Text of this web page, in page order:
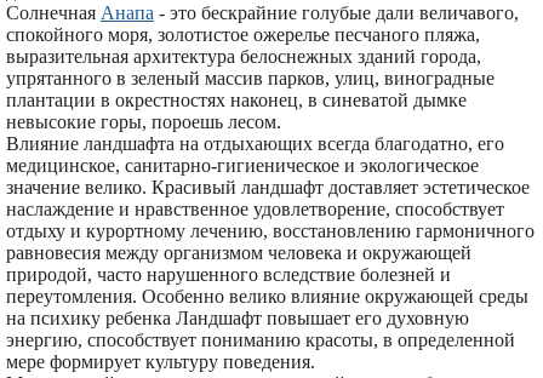
Солнечная Анапа - это бескрайние голубые дали величавого,
спокойного моря, золотистое ожерелье песчаного пляжа,
выразительная архитектура белоснежных зданий города,
упрятанного в зеленый массив парков, улиц, виноградные
плантации в окрестностях наконец, в синеватой дымке
невысокие горы, пороешь лесом.
Влияние ландшафта на отдыхающих всегда благодатно, его
медицинское, санитарно-гигиеническое и экологическое
значение велико. Красивый ландшафт доставляет эстетическое
наслаждение и нравственное удовлетворение, способствует
отдыху и курортному лечению, восстановлению гармоничного
равновесия между организмом человека и окружающей
природой, часто нарушенного вследствие болезней и
переутомления. Особенно велико влияние окружающей среды
на психику ребенка Ландшафт повышает его духовную
энергию, способствует пониманию красоты, в определенной
мере формирует культуру поведения.